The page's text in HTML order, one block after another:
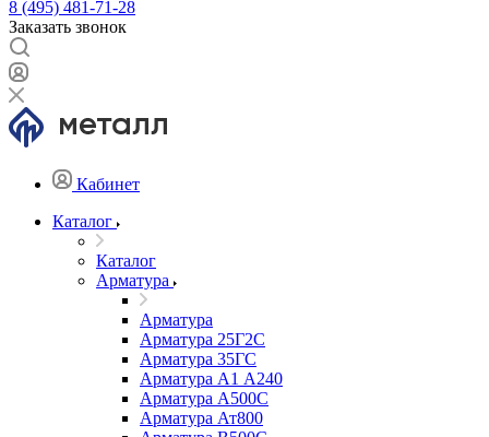
8 (495) 481-71-28
Заказать звонок
Кабинет
Каталог
Каталог
Арматура
Арматура
Арматура 25Г2С
Арматура 35ГС
Арматура А1 А240
Арматура А500С
Арматура Ат800